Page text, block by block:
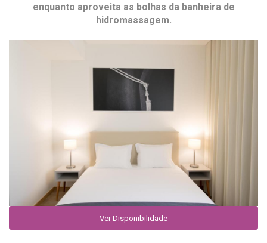
enquanto aproveita as bolhas da banheira de
hidromassagem.
Ver Disponibilidade